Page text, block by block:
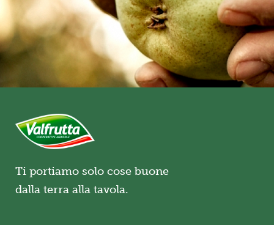
Ti portiamo solo cose buone
dalla terra alla tavola.